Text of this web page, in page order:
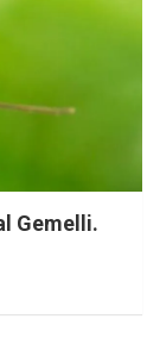
Gemelli.